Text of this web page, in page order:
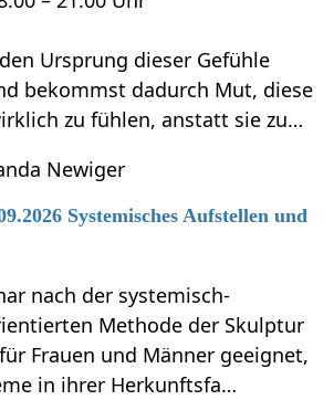
Ursprung dieser Gefühle
bekommst dadurch Mut, diese
zu fühlen, anstatt sie zu…
Newiger
Systemisches Aufstellen und
nach der systemisch-
Methode der Skulptur
Frauen und Männer geeignet,
in ihrer Herkunftsfa…